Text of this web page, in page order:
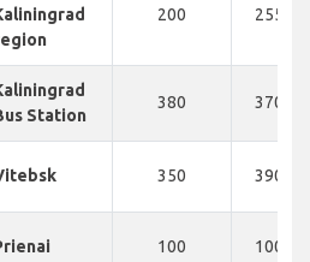
200 255 KM
Station
380 370 KM
350 390 KM
100 100 KM